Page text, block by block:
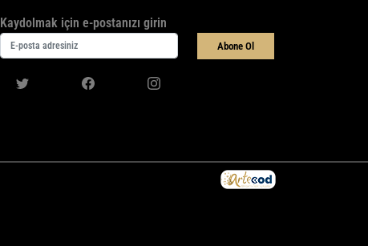
Kaydolmak için e-postanızı girin
Abone Ol